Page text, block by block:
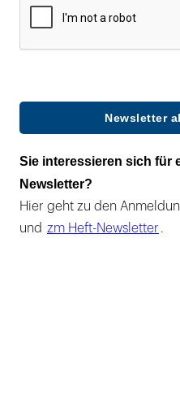
Newsletter
Sie interessieren sich für
Newsletter?
Hier geht zu den
und zm Heft-Newsletter .